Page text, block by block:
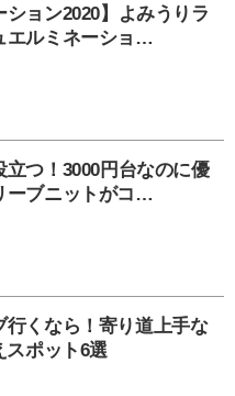
ション2020】よみうりラ
エルミネーショ…
立つ！3000円台なのに優
ーブニットがコ…
行くなら！寄り道上手な
スポット6選